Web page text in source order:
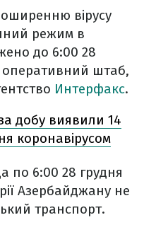
вірусу
режим в
до 6:00 28
оперативний штаб,
Интерфакс.
добу виявили 14
коронавірусом
по 6:00 28 грудня
Азербайджану не
транспорт.